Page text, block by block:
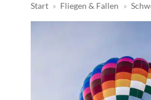
Start » Fliegen & Fallen »